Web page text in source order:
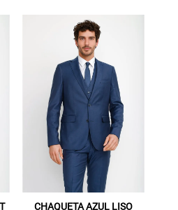
CHAQUETA AZUL LISO
por 72 hrs.